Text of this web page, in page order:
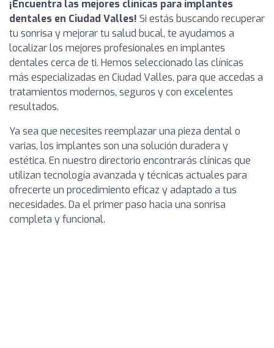
¡Encuentra las mejores clínicas para implantes
dentales en Ciudad Valles! Si estás buscando recuperar
tu sonrisa y mejorar tu salud bucal, te ayudamos a
localizar los mejores profesionales en implantes
dentales cerca de ti. Hemos seleccionado las clínicas
más especializadas en Ciudad Valles, para que accedas a
tratamientos modernos, seguros y con excelentes
resultados.
Ya sea que necesites reemplazar una pieza dental o
varias, los implantes son una solución duradera y
estética. En nuestro directorio encontrarás clínicas que
utilizan tecnología avanzada y técnicas actuales para
ofrecerte un procedimiento eficaz y adaptado a tus
necesidades. Da el primer paso hacia una sonrisa
completa y funcional.